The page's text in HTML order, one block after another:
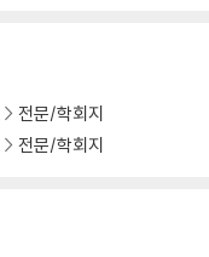
전문/학회지
전문/학회지